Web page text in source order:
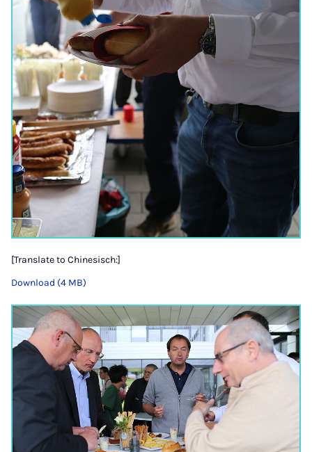
[Translate to Chinesisch:]
Download (4 MB)